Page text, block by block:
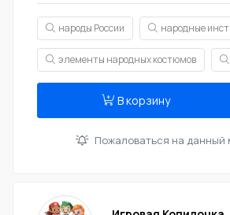
народы России народные
элементы народных костюмов
В корзину
Пожаловаться на данный